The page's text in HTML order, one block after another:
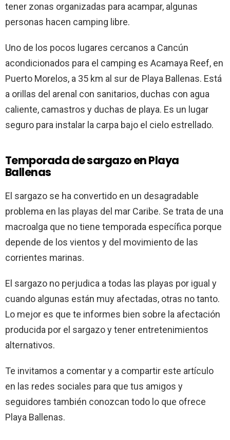
tener zonas organizadas para acampar, algunas
personas hacen camping libre.
Uno de los pocos lugares cercanos a Cancún
acondicionados para el camping es Acamaya Reef, en
Puerto Morelos, a 35 km al sur de Playa Ballenas. Está
a orillas del arenal con sanitarios, duchas con agua
caliente, camastros y duchas de playa. Es un lugar
seguro para instalar la carpa bajo el cielo estrellado.
Temporada de sargazo en Playa
Ballenas
El sargazo se ha convertido en un desagradable
problema en las playas del mar Caribe. Se trata de una
macroalga que no tiene temporada específica porque
depende de los vientos y del movimiento de las
corrientes marinas.
El sargazo no perjudica a todas las playas por igual y
cuando algunas están muy afectadas, otras no tanto.
Lo mejor es que te informes bien sobre la afectación
producida por el sargazo y tener entretenimientos
alternativos.
Te invitamos a comentar y a compartir este artículo
en las redes sociales para que tus amigos y
seguidores también conozcan todo lo que ofrece
Playa Ballenas.